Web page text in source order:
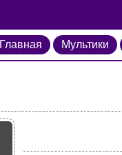
Главная Мультики